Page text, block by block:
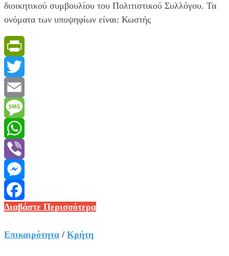
διοικητικού συμβουλίου του Πολιτιστικού Συλλόγου. Τα
ονόματα των υποψηφίων είναι: Κωστής
PrintFriendly
Twitter
Email
Message
WhatsApp
Viber
Messenger
Facebook
Εκλογές
Πολιτιστικό
Διαβάστε Περισσότερα
Επικαιρότητα / Κρήτη